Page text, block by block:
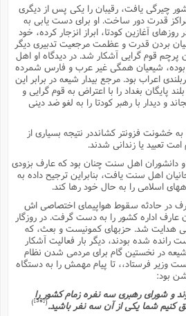
چیرگى یافت، رقیبان را یکى پس از دیگرى
قدرت دور ساخت. او براى دست یابى به
آغازین کودتا، ابراز انزجار کرده، خود
میان بردن قدرت و عظمت مرجعیت تدبیرى دیگر
پرچم قوم گرایى آشکار شد. در دیدگاه او اهل
بوده، شیعیان همگى غیر عرب و فارس شمرده
اعراب بود. مرجع بیدار شیعه در برابر این
پایگان بغداد را با اعتراض به قوم گرایى و
و دیدار با رهبر کودتا را به لغو ضد دینى
خشونت فزونتر کشانددر نتیجه بسیارى از
تعبید یا زندانى شدند.
و دانشوران اهل سنت چنان بود که عارف بزودى
اهل سنت یافت، بنابراین ترجیح داده به
اسلامى را به حال خود رها کند.
در حادثه سقوط هواپیماى اختصاصى اش
اداره کشور را به دست گرفت. در روزگار
هدایت شد. حزبهاى کمونیست و بعث، که
شده بودند، دیگر بار فعالیت آشکار
در نخستین گام براى مردمى شدن نظام
وزیر فرستاد،، تا پیام مهمش را به دستگاه
بود:
و شوراى رهبرى سه نفره زمام کشور را
کنیم شما یکى از آن سه نفر باشید.(
[38]
)